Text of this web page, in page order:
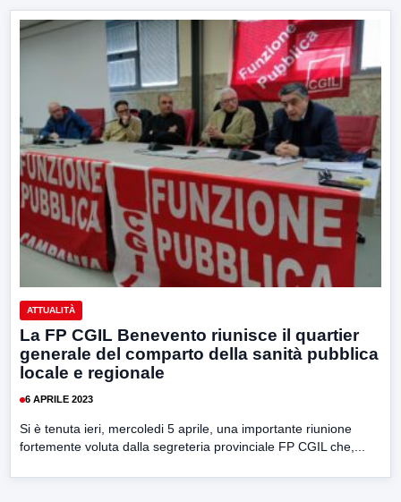
ATTUALITÀ
La FP CGIL Benevento riunisce il quartier
generale del comparto della sanità pubblica
locale e regionale
6 APRILE 2023
Si è tenuta ieri, mercoledi 5 aprile, una importante riunione
fortemente voluta dalla segreteria provinciale FP CGIL che,...